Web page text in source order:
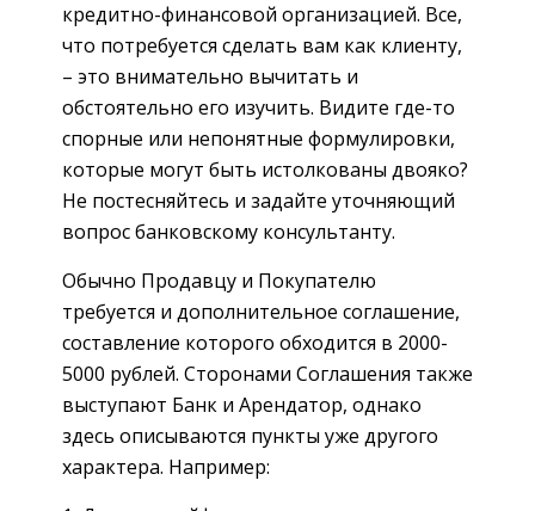
кредитно-финансовой организацией. Все,
что потребуется сделать вам как клиенту,
– это внимательно вычитать и
обстоятельно его изучить. Видите где-то
спорные или непонятные формулировки,
которые могут быть истолкованы двояко?
Не постесняйтесь и задайте уточняющий
вопрос банковскому консультанту.
Обычно Продавцу и Покупателю
требуется и дополнительное соглашение,
составление которого обходится в 2000-
5000 рублей. Сторонами Соглашения также
выступают Банк и Арендатор, однако
здесь описываются пункты уже другого
характера. Например: